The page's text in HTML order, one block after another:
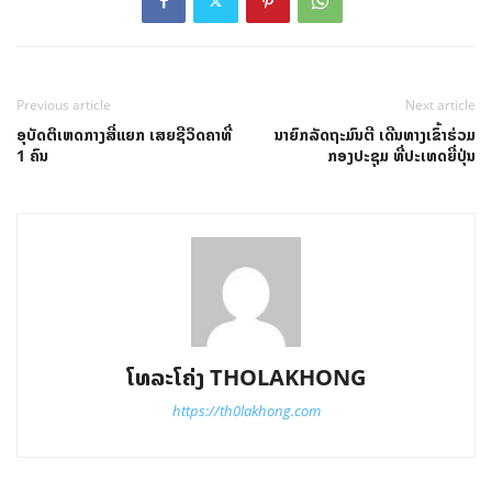
Previous article
ອຸບັດຕິເຫດກາງສີ່ແຍກ ເສຍຊີວິດຄາທີ່
1 ຄົນ
Next article
ນາຍົກລັດຖະມົນຕີ ເດີນທາງເຂົ້າຮ່ວມ
ກອງປະຊຸມ ທີ່ປະເທດຍີ່ປຸ່ນ
ໂທລະໂຄ່ງ THOLAKHONG
https://th0lakhong.com